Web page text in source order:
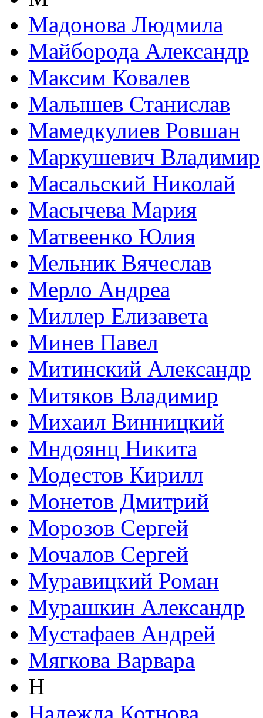
Мадонова Людмила
Майборода Александр
Максим Ковалев
Малышев Станислав
Мамедкулиев Ровшан
Маркушевич Владимир
Масальский Николай
Масычева Мария
Матвеенко Юлия
Мельник Вячеслав
Мерло Андреа
Миллер Елизавета
Минев Павел
Митинский Александр
Митяков Владимир
Михаил Винницкий
Мндоянц Никита
Модестов Кирилл
Монетов Дмитрий
Морозов Сергей
Мочалов Сергей
Муравицкий Роман
Мурашкин Александр
Мустафаев Андрей
Мягкова Варвара
Н